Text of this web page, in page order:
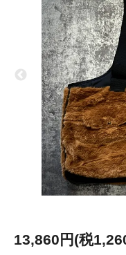
13,860円(税